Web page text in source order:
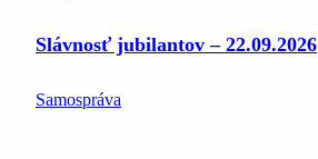
Slávnosť jubilantov – 22.09.2026
Samospráva